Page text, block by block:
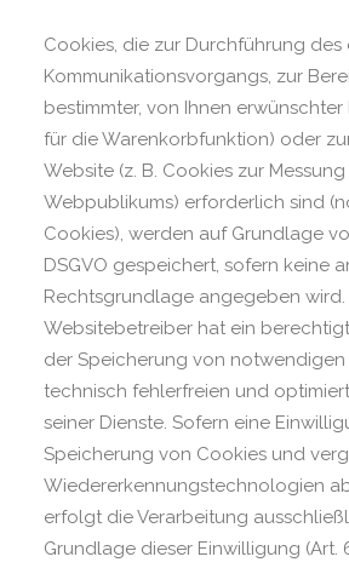
Cookies, die zur Durchführung des
Kommunikationsvorgangs, zur
bestimmter, von Ihnen erwünschter
für die Warenkorbfunktion) oder
Website (z. B. Cookies zur
Webpublikums) erforderlich sind
Cookies), werden auf Grundlage
DSGVO gespeichert, sofern keine
Rechtsgrundlage angegeben wird.
Websitebetreiber hat ein
der Speicherung von notwendigen
technisch fehlerfreien und
seiner Dienste. Sofern eine
Speicherung von Cookies und
Wiedererkennungstechnologien
erfolgt die Verarbeitung
Grundlage dieser Einwilligung (Art.